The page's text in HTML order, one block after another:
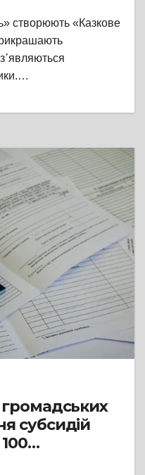
створюють «Казкове
субсидій